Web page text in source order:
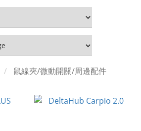
鼠線夾/微動開關/周邊配件